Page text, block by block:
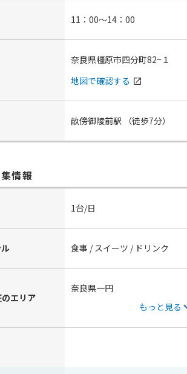
11：00～14：00
奈良県橿原市四分町82−１
地図で確認する open_in_new
畝傍御陵前駅 （徒歩7分）
情報
1台/日
食事 / スイーツ / ドリンク
エリア
奈良県一円
もっと見る